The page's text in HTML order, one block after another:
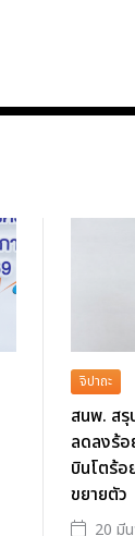
จิปาถะ
สนพ. สรุ
ลดลงร้อ
บินโตร้อ
ขยายตัว
20 มี